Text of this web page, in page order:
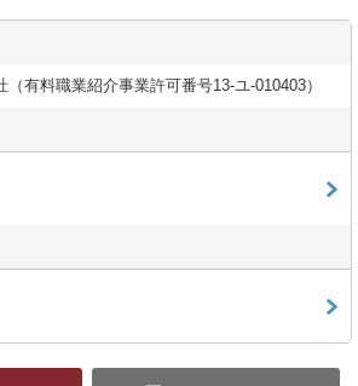
有料職業紹介事業許可番号13-ユ-010403）